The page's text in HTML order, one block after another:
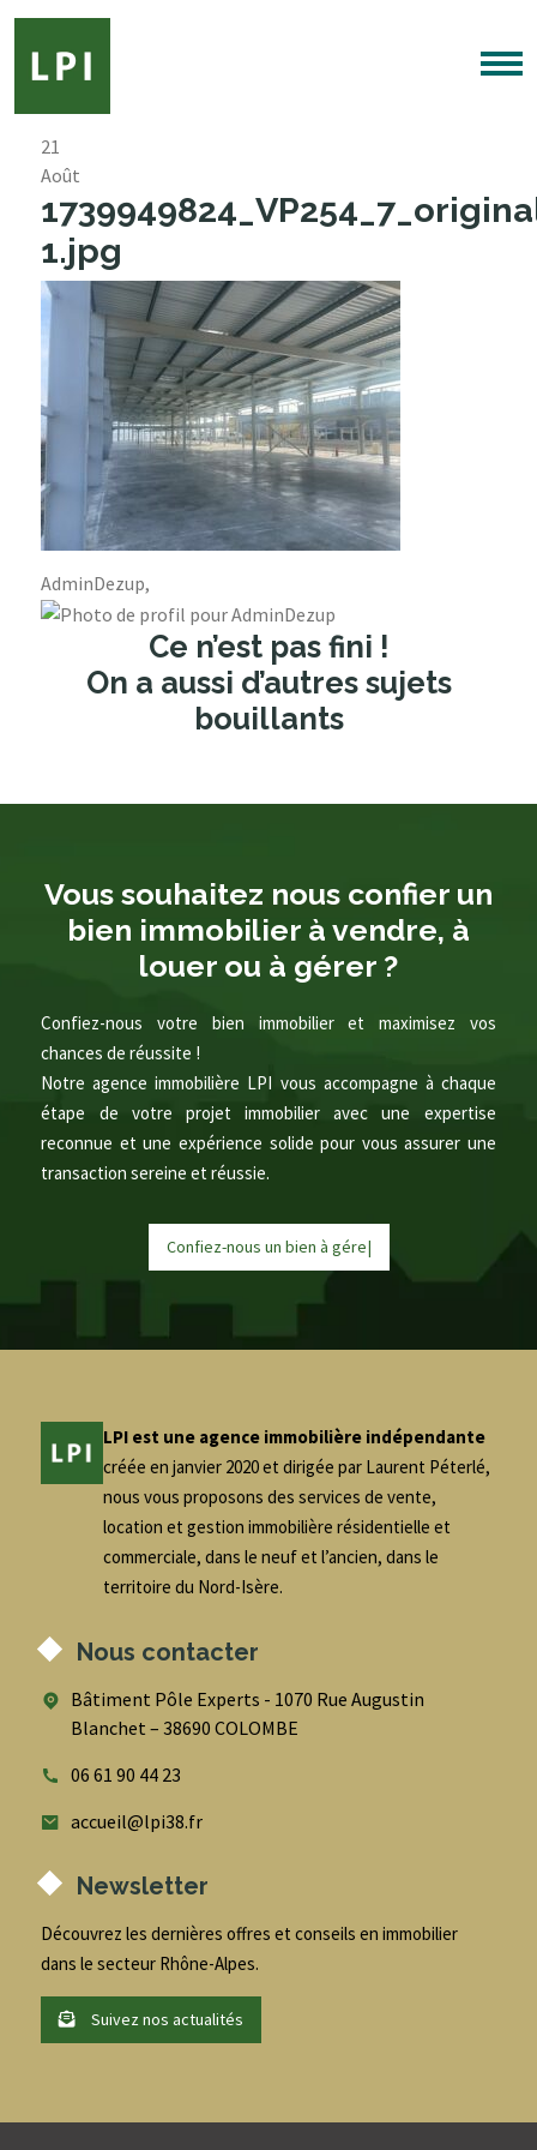
21
Août
1.jpg
AdminDezup,
Ce n’est pas fini !
On a aussi d’autres sujets
bouillants
Vous souhaitez nous confier un
bien immobilier à vendre, à
louer ou à gérer ?
Confiez-nous votre bien immobilier et maximisez vos
chances de réussite !
Notre agence immobilière LPI vous accompagne à chaque
étape de votre projet immobilier avec une expertise
reconnue et une expérience solide pour vous assurer une
transaction sereine et réussie.
Confiez-nous un bien à gérer
LPI est une agence immobilière indépendante
créée en janvier 2020 et dirigée par Laurent Péterlé,
nous vous proposons des services de vente,
location et gestion immobilière résidentielle et
commerciale, dans le neuf et l’ancien, dans le
territoire du Nord-Isère.
Nous contacter
Bâtiment Pôle Experts - 1070 Rue Augustin
Blanchet – 38690 COLOMBE
06 61 90 44 23
accueil@lpi38.fr
Newsletter
Découvrez les dernières offres et conseils en immobilier
dans le secteur Rhône-Alpes.
Suivez nos actualités